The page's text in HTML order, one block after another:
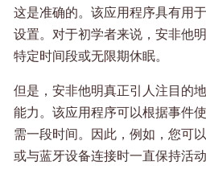
这是准确的。该应用程序具有用
设置。对于初学者来说，安非他
特定时间段或无限期休眠。
但是，安非他明真正引人注目的
能力。该应用程序可以根据事件
需一段时间。因此，例如，您可
或与蓝牙设备连接时一直保持活动